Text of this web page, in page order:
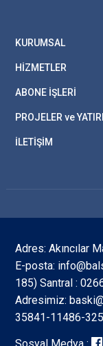
KURUMSAL
HİZMETLER
ABONE İŞLERİ
PROJELER ve
İLETİŞİM
Adres: Akıncılar
E-posta:
185) Santral :
Adresimiz:
35841-11486-